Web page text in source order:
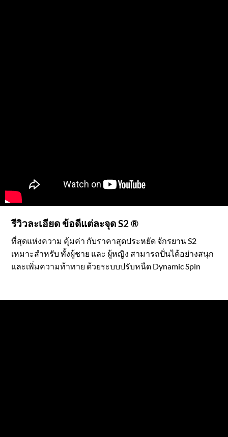
รีวิวละเอียด ข้อดีแต่ละจุด S2 ®
ที่สุดแห่งความ คุ้มค่า กับราคาสุดประหยัด จักรยาน S2
เหมาะสำหรับ ทั้งผู้ชาย และ ผู้หญิง สามารถปั่นได้อย่างสนุก
และเพิ่มความท้าทาย ด้วยระบบปรับหนืด Dynamic Spin